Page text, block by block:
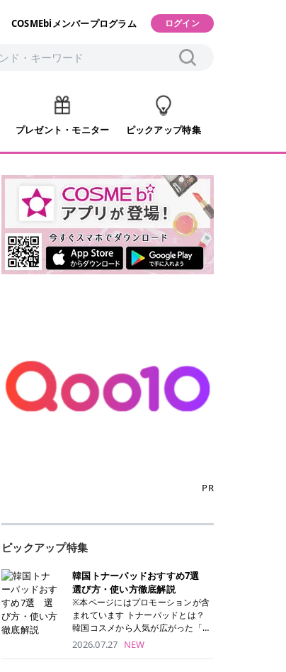
COSMEbiメンバープログラム ログイン
プレゼント・モニター ピックアップ特集
PR
ピックアップ特集
韓国トナーパッドおすすめ7選
選び方・使い方徹底解説
※本ページにはプロモーションが含
まれています トナーパッドとは？
韓国コスメから人気が広がった「ト
ナーパッド」は、化粧水や美容液を
2026.07.27 NEW